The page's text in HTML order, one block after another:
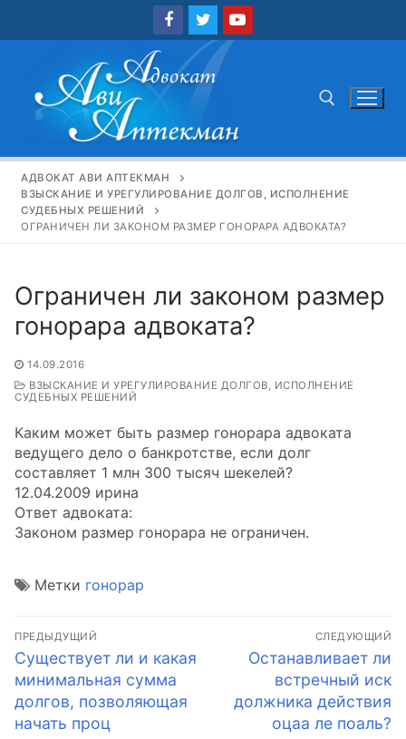
Найти:
АДВОКАТ АВИ АПТЕКМАН
ВЗЫСКАНИЕ И УРЕГУЛИРОВАНИЕ ДОЛГОВ, ИСПОЛНЕНИЕ
СУДЕБНЫХ РЕШЕНИЙ
ОГРАНИЧЕН ЛИ ЗАКОНОМ РАЗМЕР ГОНОРАРА АДВОКАТА?
Ограничен ли законом размер
гонорара адвоката?
14.09.2016
ВЗЫСКАНИЕ И УРЕГУЛИРОВАНИЕ ДОЛГОВ, ИСПОЛНЕНИЕ
СУДЕБНЫХ РЕШЕНИЙ
Каким может быть размер гонорара адвоката
ведущего дело о банкротстве, если долг
составляет 1 млн 300 тысяч шекелей?
12.04.2009 ирина
Ответ адвоката:
Законом размер гонорара не ограничен.
Метки гонорар
Навигация
по
записям
ПРЕДЫДУЩИЙ
Предыдущая
запись:
Существует ли и какая
минимальная сумма
долгов, позволяющая
начать проц
СЛЕДУЮЩИЙ
Следующая
запись:
Останавливает ли
встречный иск
должника действия
оцаа ле поаль?